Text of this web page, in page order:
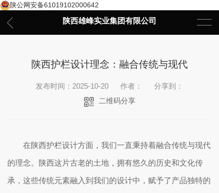
陕公网安备61019102000642
陕西雄峰实业集团有限公司
陕西护栏设计理念：融合传统与现代
发布时间：2025-10-20 作者：
分享到：
二维码分享
在陕西护栏设计方面，我们一直秉持着融合传统与现代
的理念。陕西这片古老的土地，拥有悠久的历史和文化传
承，这些传统元素融入到我们的设计中，赋予了产品独特的